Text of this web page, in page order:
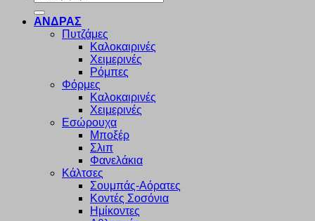
για:
ΑΝΔΡΑΣ
Πυτζάμες
Καλοκαιρινές
Χειμερινές
Ρόμπες
Φόρμες
Καλοκαιρινές
Χειμερινές
Εσώρουχα
Μποξέρ
Σλιπ
Φανελάκια
Κάλτσες
Σουμπάς-Αόρατες
Κοντές Σοσόνια
Ημίκοντες